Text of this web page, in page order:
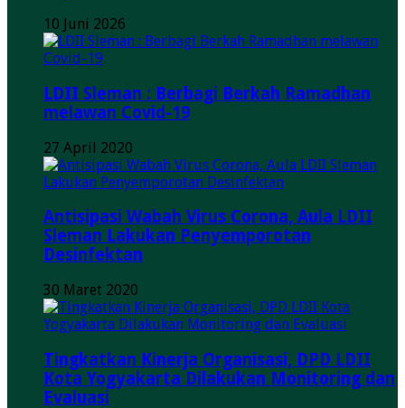
10 Juni 2026
LDII Sleman : Berbagi Berkah Ramadhan
melawan Covid-19
27 April 2020
Antisipasi Wabah Virus Corona, Aula LDII
Sleman Lakukan Penyemporotan
Desinfektan
30 Maret 2020
Tingkatkan Kinerja Organisasi, DPD LDII
Kota Yogyakarta Dilakukan Monitoring dan
Evaluasi